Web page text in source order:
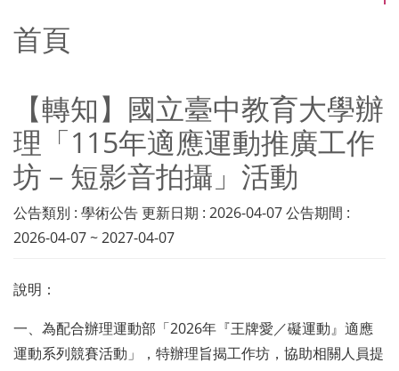
首頁
【轉知】國立臺中教育大學辦
理「115年適應運動推廣工作
坊－短影音拍攝」活動
公告類別 : 學術公告 更新日期 : 2026-04-07 公告期間 :
2026-04-07 ~ 2027-04-07
說明：
一、為配合辦理運動部「2026年『王牌愛／礙運動』適應
運動系列競賽活動」，特辦理旨揭工作坊，協助相關人員提